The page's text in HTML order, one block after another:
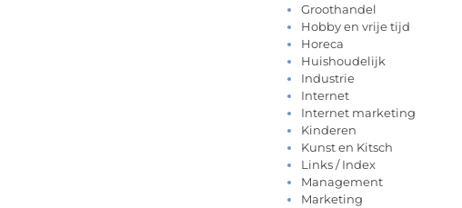
Groothandel
Hobby en vrije tijd
Horeca
Huishoudelijk
Industrie
Internet
Internet marketing
Kinderen
Kunst en Kitsch
Links / Index
Management
Marketing